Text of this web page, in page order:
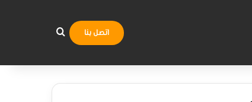
اتصل بنا بحث عن